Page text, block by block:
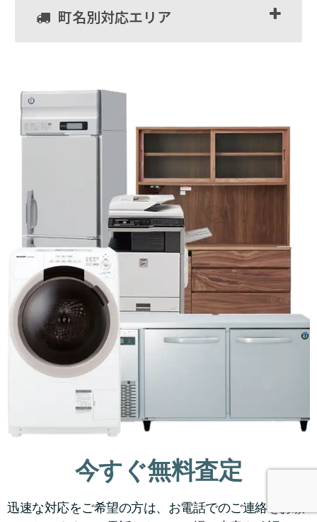
町名別対応エリア
今すぐ無料査定
迅速な対応をご希望の方は、お電話でのご連絡をお願